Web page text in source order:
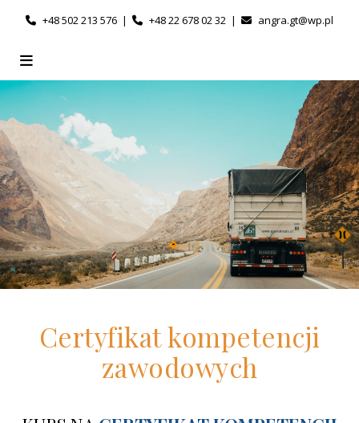
+48 502 213 576 | +48 22 678 02 32 | angra.gt@wp.pl
Certyfikat kompetencji
zawodowych